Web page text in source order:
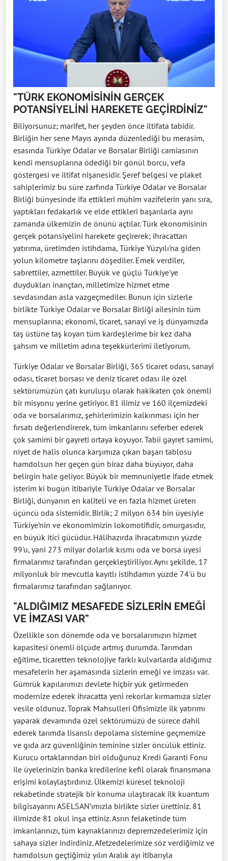
"TÜRK EKONOMİSİNİN GERÇEK
POTANSİYELİNİ HAREKETE GEÇİRDİNİZ"
Biliyorsunuz; marifet, her şeyden önce iltifata tabidir.
Birliğin her sene Mayıs ayında düzenlediği bu merasim,
esasında Türkiye Odalar ve Borsalar Birliği camiasının
kendi mensuplarına ödediği bir gönül borcu, vefa
göstergesi ve iltifat nişanesidir. Şeref belgesi ve plaket
sahiplerimiz bu süre zarfında Türkiye Odalar ve Borsalar
Birliği bünyesinde ifa ettikleri mühim vazifelerin yanı sıra,
yaptıkları fedakarlık ve elde ettikleri başarılarla aynı
zamanda ülkemizin de önünü açtılar. Türk ekonomisinin
gerçek potansiyelini harekete geçirerek; ihracattan
yatırıma, üretimden istihdama, Türkiye Yüzyılı'na giden
yolun kilometre taşlarını döşediler. Emek verdiler,
sabrettiler, azmettiler. Büyük ve güçlü Türkiye'ye
duydukları inançtan, milletimize hizmet etme
sevdasından asla vazgeçmediler. Bunun için sizlerle
birlikte Türkiye Odalar ve Borsalar Birliği ailesinin tüm
mensuplarına; ekonomi, ticaret, sanayi ve iş dünyamızda
taş üstüne taş koyan tüm kardeşlerime bir kez daha
şahsım ve milletim adına teşekkürlerimi iletiyorum.
Türkiye Odalar ve Borsalar Birliği, 365 ticaret odası, sanayi
odası, ticaret borsası ve deniz ticaret odası ile özel
sektörümüzün çatı kuruluşu olarak hakikaten çok önemli
bir misyonu yerine getiriyor. 81 ilimiz ve 160 ilçemizdeki
oda ve borsalarımız, şehirlerimizin kalkınması için her
fırsatı değerlendirerek, tüm imkanlarını seferber ederek
çok samimi bir gayreti ortaya koyuyor. Tabii gayret samimi,
niyet de halis olunca karşımıza çıkan başarı tablosu
hamdolsun her geçen gün biraz daha büyüyor, daha
belirgin hale geliyor. Büyük bir memnuniyetle ifade etmek
isterim ki bugün itibariyle Türkiye Odalar ve Borsalar
Birliği, dünyanın en kaliteli ve en fazla hizmet üreten
üçüncü oda sistemidir. Birlik; 2 milyon 634 bin üyesiyle
Türkiye’nin ve ekonomimizin lokomotifidir, omurgasıdır,
en büyük itici gücüdür. Hâlihazırda ihracatımızın yüzde
99'u, yani 273 milyar dolarlık kısmı oda ve borsa üyesi
firmalarımız tarafından gerçekleştiriliyor. Aynı şekilde, 17
milyonluk bir mevcutla kayıtlı istihdamın yüzde 74'ü bu
firmalarımız tarafından sağlanıyor.
"ALDIĞIMIZ MESAFEDE SİZLERİN EMEĞİ
VE İMZASI VAR"
Özellikle son dönemde oda ve borsalarımızın hizmet
kapasitesi önemli ölçüde artmış durumda. Tarımdan
eğitime, ticaretten teknolojiye farklı kulvarlarda aldığımız
mesafelerin her aşamasında sizlerin emeği ve imzası var.
Gümrük kapılarımızı devlete hiçbir yük getirmeden
modernize ederek ihracatta yeni rekorlar kırmamıza sizler
vesile oldunuz. Toprak Mahsulleri Ofisimizle ilk yatırımı
yaparak devamında özel sektörümüzü de sürece dahil
ederek tarımda lisanslı depolama sistemine geçmemize
ve gıda arz güvenliğinin teminine sizler öncülük ettiniz.
Kurucu ortaklarından biri olduğunuz Kredi Garanti Fonu
ile üyelerinizin banka kredilerine kefil olarak finansmana
erişimi kolaylaştırdınız. Ülkemizi küresel teknoloji
rekabetinde stratejik bir konuma ulaştıracak ilk kuantum
bilgisayarını ASELSAN’ımızla birlikte sizler ürettiniz. 81
ilimizde 81 okul inşa ettiniz. Asrın felaketinde tüm
imkanlarınızı, tüm kaynaklarınızı depremzedelerimiz için
sahaya sizler indirdiniz. Afetzedelerimize söz verdiğimiz ve
hamdolsun geçtiğimiz yılın Aralık ayı itibarıyla